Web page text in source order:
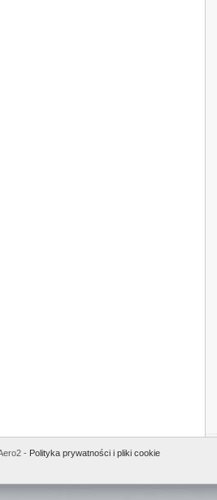
- Polityka prywatności i pliki cookie